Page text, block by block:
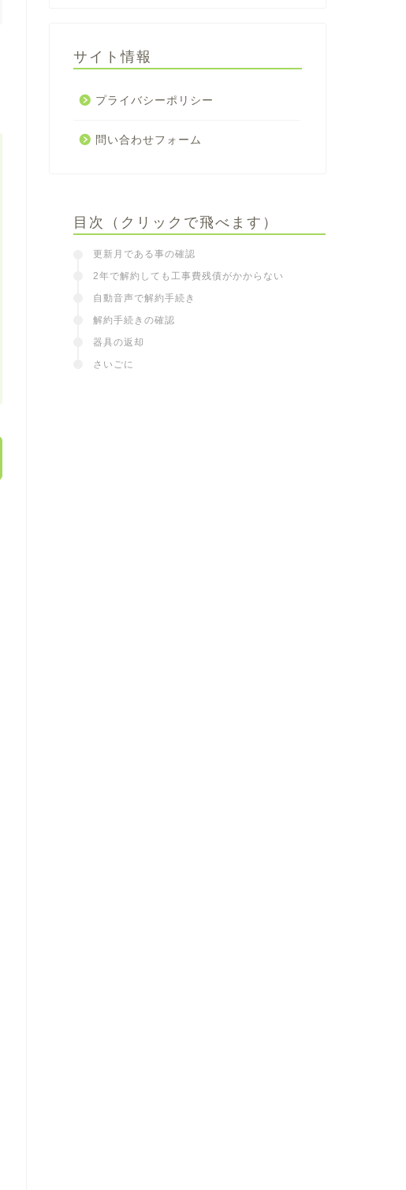
サイト情報
プライバシーポリシー
問い合わせフォーム
目次（クリックで飛べます）
更新月である事の確認
2年で解約しても工事費残債がかからない
自動音声で解約手続き
解約手続きの確認
器具の返却
さいごに